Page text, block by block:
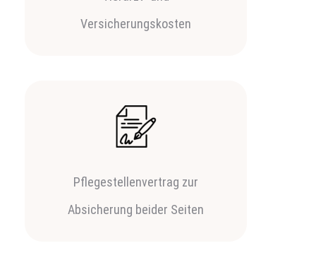
Versicherungskosten
Pflegestellenvertrag zur
Absicherung beider Seiten